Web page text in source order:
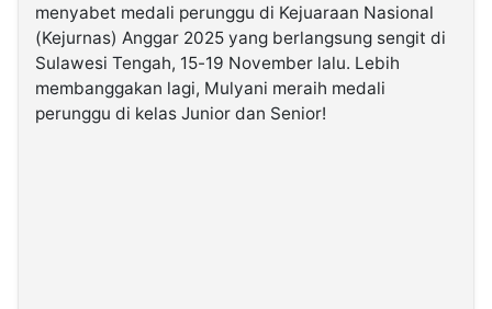
Kabarbaru
Media
Holding
menyabet medali perunggu di Kejuaraan Nasional
(Kejurnas) Anggar 2025 yang berlangsung sengit di
Sulawesi Tengah, 15-19 November lalu. Lebih
membanggakan lagi, Mulyani meraih medali
perunggu di kelas Junior dan Senior!